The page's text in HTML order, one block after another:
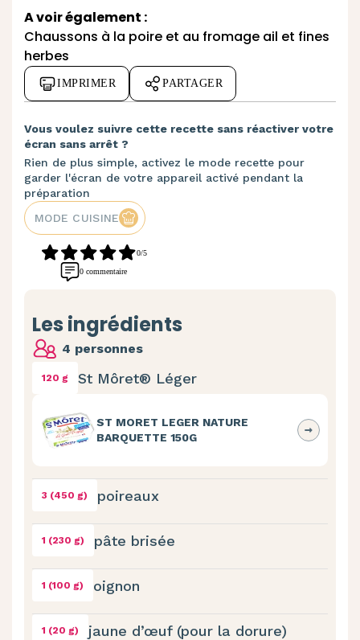
A voir également :
Chaussons à la poire et au fromage ail et fines
herbes
IMPRIMER PARTAGER
Vous voulez suivre cette recette sans réactiver votre
écran sans arrêt ?
Rien de plus simple, activez le mode recette pour
garder l'écran de votre appareil activé pendant la
préparation
MODE CUISINE
0/5
0 commentaire
Les ingrédients
4 personnes
120 g St Môret® Léger
ST MORET LEGER NATURE
BARQUETTE 150G
3 (450 g) poireaux
1 (230 g) pâte brisée
1 (100 g) oignon
1 (20 g) jaune d’œuf (pour la dorure)